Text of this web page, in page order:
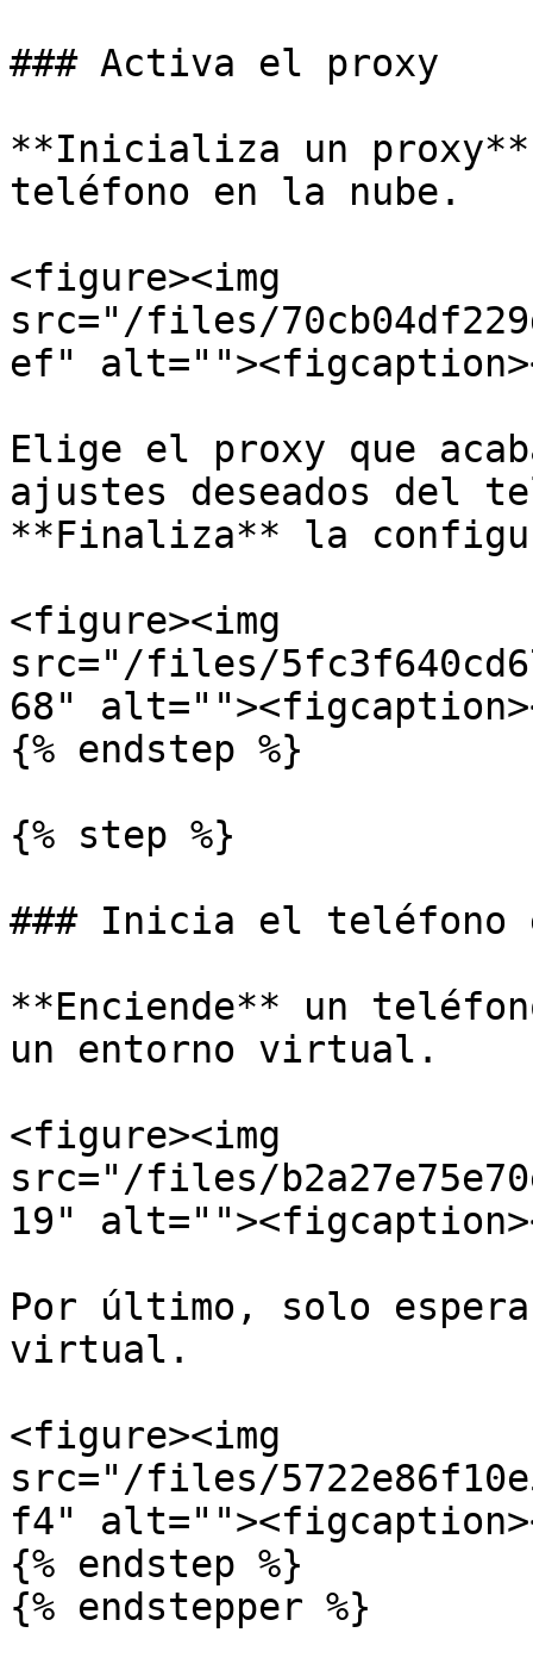
### Activa el proxy
**Inicializa un proxy**
teléfono en la nube.
<figure><img
src="/files/
ef"
Elige el proxy que
ajustes deseados del
**Finaliza** la
<figure><img
src="/files/
68"
{% endstep %}
{% step %}
### Inicia el teléfono
**Enciende** un
un entorno virtual.
<figure><img
src="/files/
19"
Por último, solo
virtual.
<figure><img
src="/files/
f4"
{% endstep %}
{% endstepper %}